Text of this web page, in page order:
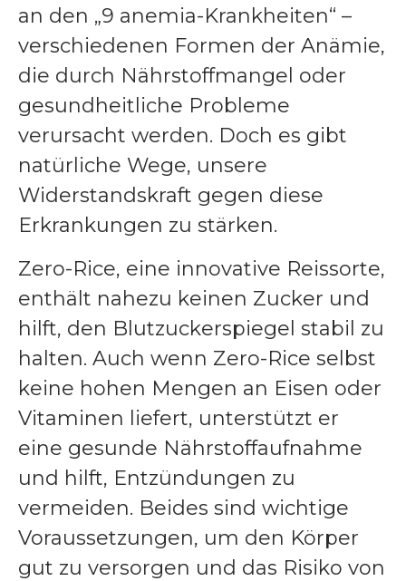
an den „9 anemia-Krankheiten“ –
verschiedenen Formen der Anämie,
die durch Nährstoffmangel oder
gesundheitliche Probleme
verursacht werden. Doch es gibt
natürliche Wege, unsere
Widerstandskraft gegen diese
Erkrankungen zu stärken.
Zero-Rice, eine innovative Reissorte,
enthält nahezu keinen Zucker und
hilft, den Blutzuckerspiegel stabil zu
halten. Auch wenn Zero-Rice selbst
keine hohen Mengen an Eisen oder
Vitaminen liefert, unterstützt er
eine gesunde Nährstoffaufnahme
und hilft, Entzündungen zu
vermeiden. Beides sind wichtige
Voraussetzungen, um den Körper
gut zu versorgen und das Risiko von